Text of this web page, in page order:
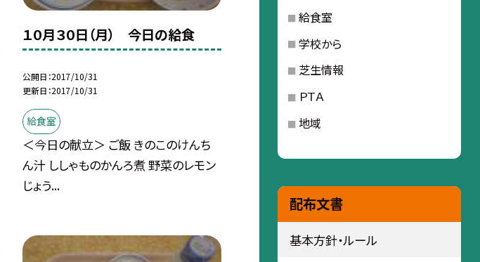
１０月３０日（月） 今日の給食
公開日 2017/10/31
更新日 2017/10/31
給食室
＜今日の献立＞ ご飯 きのこのけんち
ん汁 ししゃものかんろ煮 野菜のレモン
じょう...
給食室
学校から
芝生情報
ＰＴＡ
地域
配布文書
基本方針・ルール